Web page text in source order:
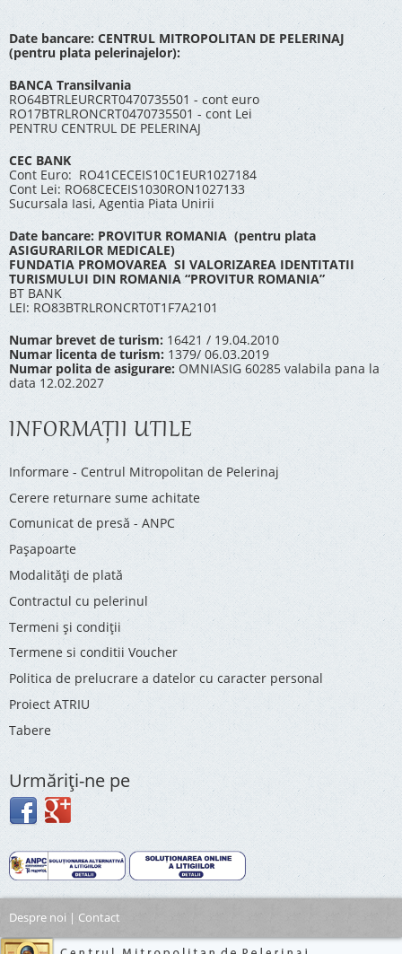
Date bancare: CENTRUL MITROPOLITAN DE PELERINAJ
(pentru plata pelerinajelor):
BANCA Transilvania
RO64BTRLEURCRT0470735501 - cont euro
RO17BTRLRONCRT0470735501 - cont Lei
PENTRU CENTRUL DE PELERINAJ
CEC BANK
Cont Euro: RO41CECEIS10C1EUR1027184
Cont Lei: RO68CECEIS1030RON1027133
Sucursala Iasi, Agentia Piata Unirii
Date bancare: PROVITUR ROMANIA (pentru plata
ASIGURARILOR MEDICALE)
FUNDATIA PROMOVAREA SI VALORIZAREA IDENTITATII
TURISMULUI DIN ROMANIA “PROVITUR ROMANIA”
BT BANK
LEI: RO83BTRLRONCRT0T1F7A2101
Numar brevet de turism: 16421 / 19.04.2010
Numar licenta de turism: 1379/ 06.03.2019
Numar polita de asigurare: OMNIASIG 60285 valabila pana la
data 12.02.2027
INFORMAŢII UTILE
Informare - Centrul Mitropolitan de Pelerinaj
Cerere returnare sume achitate
Comunicat de presă - ANPC
Pașapoarte
Modalități de plată
Contractul cu pelerinul
Termeni și condiții
Termene si conditii Voucher
Politica de prelucrare a datelor cu caracter personal
Proiect ATRIU
Tabere
Urmăriţi-ne pe
Despre noi | Contact